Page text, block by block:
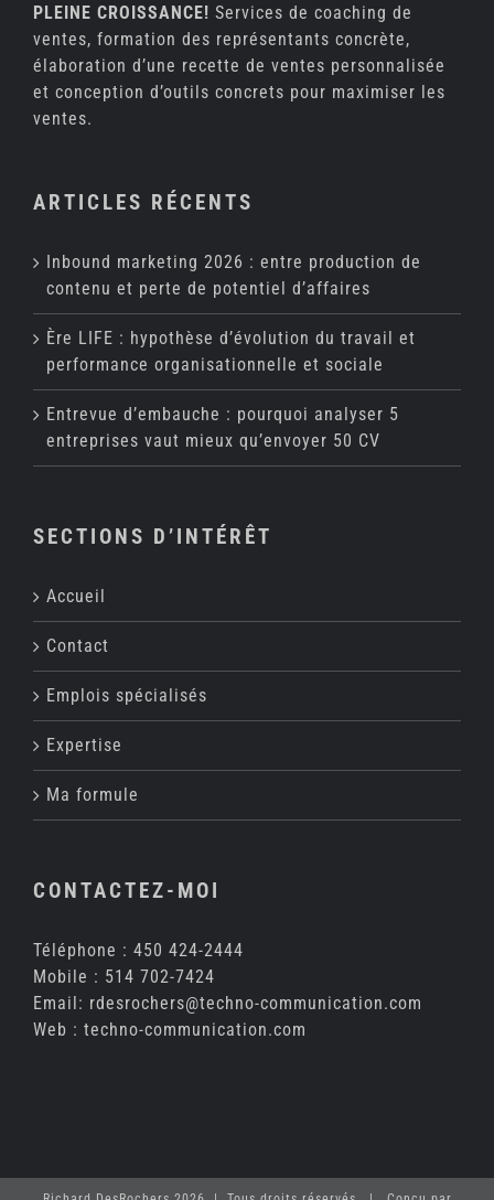
PLEINE CROISSANCE! Services de coaching de
ventes, formation des représentants concrète,
élaboration d’une recette de ventes personnalisée
et conception d’outils concrets pour maximiser les
ventes.
ARTICLES RÉCENTS
Inbound marketing 2026 : entre production de
contenu et perte de potentiel d’affaires
Ère LIFE : hypothèse d’évolution du travail et
performance organisationnelle et sociale
Entrevue d’embauche : pourquoi analyser 5
entreprises vaut mieux qu’envoyer 50 CV
SECTIONS D’INTÉRÊT
Accueil
Contact
Emplois spécialisés
Expertise
Ma formule
CONTACTEZ-MOI
Téléphone : 450 424-2444
Mobile : 514 702-7424
Email: rdesrochers@techno-communication.com
Web : techno-communication.com